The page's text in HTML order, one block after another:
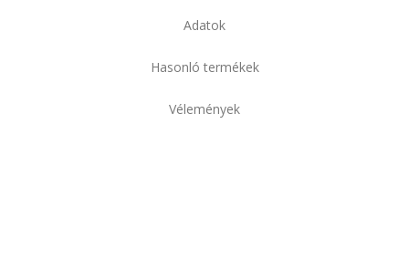
Adatok
Hasonló termékek
Vélemények